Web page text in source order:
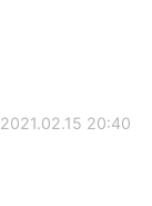
2021.02.15 20:40